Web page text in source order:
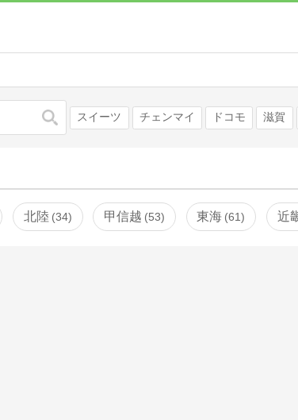
検索 スイーツ チェンマイ ドコモ 滋賀
北陸 34 甲信越 53 東海 61 近